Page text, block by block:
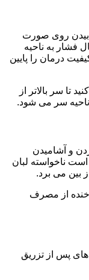
روی صورت
فشار به ناحیه
درمان را پایین
تا سر بالاتر از
ناحیه سر می شود.
و آشامیدن
ناخواسته لبان
بین می برد.
از مصرف
پس از تزریق